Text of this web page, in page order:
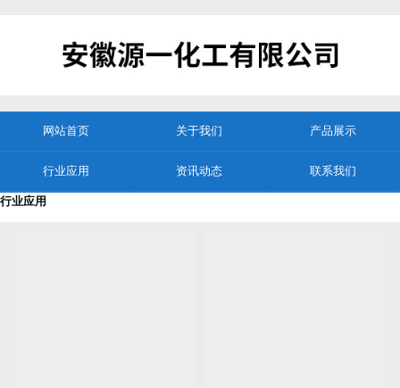
网站首页 关于我们 产品展示
行业应用 资讯动态 联系我们
行业应用